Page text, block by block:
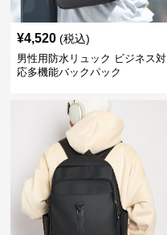
¥4,520 (税込)
男性用防水リュック ビジネス対
応多機能バックパック